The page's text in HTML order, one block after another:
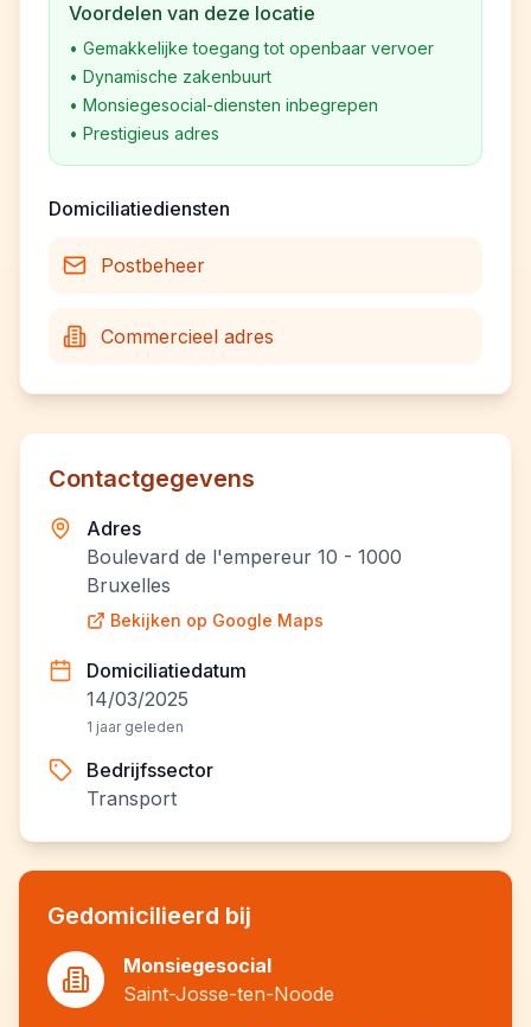
Voordelen van deze locatie
• Gemakkelijke toegang tot openbaar vervoer
• Dynamische zakenbuurt
• Monsiegesocial-diensten inbegrepen
• Prestigieus adres
Domiciliatiediensten
Postbeheer
Commercieel adres
Contactgegevens
Adres
Boulevard de l'empereur 10 - 1000
Bruxelles
Bekijken op Google Maps
Domiciliatiedatum
14/03/2025
1 jaar geleden
Bedrijfssector
Transport
Gedomicilieerd bij
Monsiegesocial
Saint-Josse-ten-Noode